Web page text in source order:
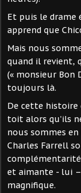
Et puis le drame
apprend que
Mais nous
quand il revient,
(« monsieur Bon
toujours là.
De cette histoire
toit alors qu’ils
nous sommes
Charles Farrell
et aimante - lui
magnifique.